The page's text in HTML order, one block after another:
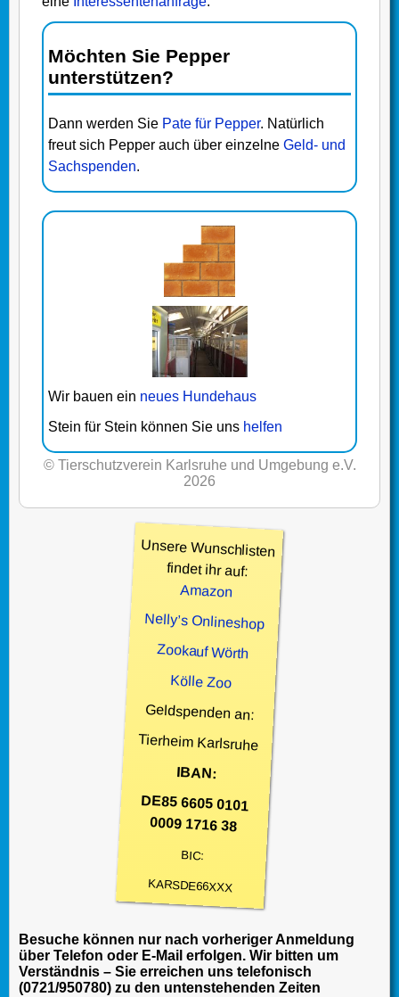
Möchten Sie Pepper
unterstützen?
Dann werden Sie Pate für Pepper. Natürlich
freut sich Pepper auch über einzelne Geld- und
Sachspenden.
Wir bauen ein neues Hundehaus
Stein für Stein können Sie uns helfen
© Tierschutzverein Karlsruhe und Umgebung e.V.
2026
Unsere Wunschlisten
findet ihr auf:
Amazon
Nelly’s Onlineshop
Zookauf Wörth
Kölle Zoo
Geldspenden an:
Tierheim Karlsruhe
IBAN:
DE85 6605 0101
0009 1716 38
BIC:
KARSDE66XXX
Besuche können nur nach vorheriger Anmeldung
über Telefon oder E-Mail erfolgen. Wir bitten um
Verständnis – Sie erreichen uns telefonisch
(0721/950780) zu den untenstehenden Zeiten